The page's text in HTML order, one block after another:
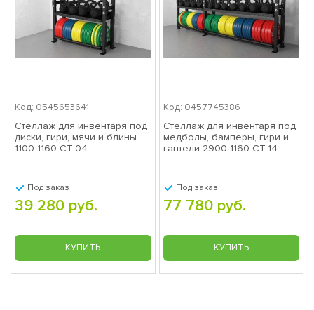
Код: 0545653641
Стеллаж для инвентаря под
диски, гири, мячи и блины
1100-1160 СТ-04
Под заказ
39 280 руб.
КУПИТЬ
Код: 0457745386
Стеллаж для инвентаря под
медболы, бамперы, гири и
гантели 2900-1160 СТ-14
Под заказ
77 780 руб.
КУПИТЬ